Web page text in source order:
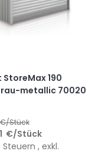
190
metallic 70020
€/Stück
€/Stück
Steuern , exkl.